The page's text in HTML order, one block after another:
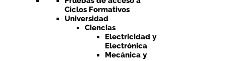
Ciclos Formativos
Universidad
Ciencias
Electricidad y
Electrónica
Mecánica y